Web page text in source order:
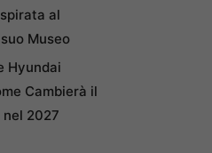
al
Museo
Hyundai
Cambierà il
2027